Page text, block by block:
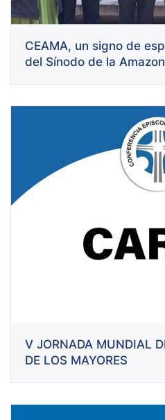
CEAMA, un signo de
del Sínodo de la
V JORNADA MUNDIAL
DE LOS MAYORES